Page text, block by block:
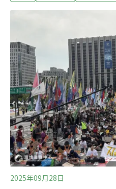
1.4°C，而僅從2020年到
2.2°C。面對越來越急迫的氣
以氣候訴訟的方式，要求碳
化石燃料公司的排放，真的
業革命以來，數以萬計的排
與暖化的排放量，如果只能
何證明他們與氣
2025年09月28日